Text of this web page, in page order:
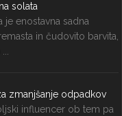
solata
je enostavna sadna
in čudovito barvita,
zmanjšanje odpadkov
influencer ob tem pa